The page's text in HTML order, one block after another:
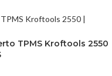
TPMS Kroftools 2550